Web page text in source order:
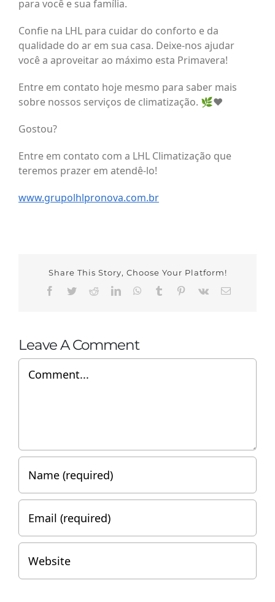
para você e sua família.
Confie na LHL para cuidar do conforto e da
qualidade do ar em sua casa. Deixe-nos ajudar
você a aproveitar ao máximo esta Primavera!
Entre em contato hoje mesmo para saber mais
sobre nossos serviços de climatização. 🌿❤️
Gostou?
Entre em contato com a LHL Climatização que
teremos prazer em atendê-lo!
www.grupolhlpronova.com.br
Share This Story, Choose Your Platform!
Facebook
TwitterRedditLinkedInWhatsApp
Tumblr Pinterest
Vk Email
Leave A Comment
Comment